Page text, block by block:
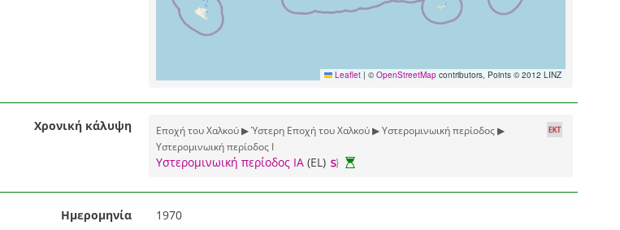
Leaflet | © OpenStreetMapcontributors, Points © 2012 LINZ
Χρονική κάλυψη
Εποχή του Χαλκού ▶ Ύστερη Εποχή του Χαλκού ▶ Υστερομινωική περίοδος ▶
Υστερομινωική περίοδος Ι
Υστερομινωική περίοδος ΙΑ(EL)
Ημερομηνία 1970